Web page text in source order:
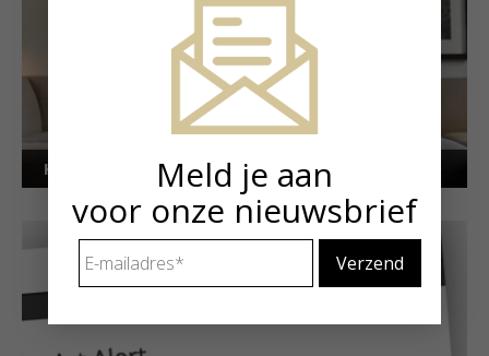
Kunstuitleen voor particulieren
Meld je aan
voor onze nieuwsbrief
mailadres *